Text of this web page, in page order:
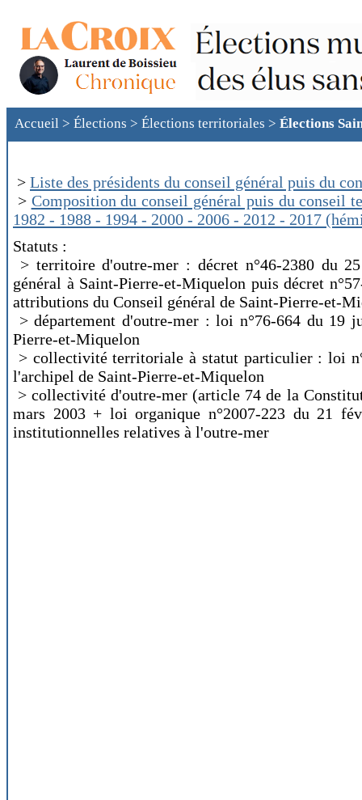
Accueil > Élections > Élections territoriales > Élections
> Liste des présidents du conseil général puis du
> Composition du conseil général puis du conseil
1982 - 1988 - 1994 - 2000 - 2006 - 2012 - 2017
Statuts :
> territoire d'outre-mer : décret n°46-2380 du
général à Saint-Pierre-et-Miquelon puis décret
attributions du Conseil général de Saint-Pierre-et-
> département d'outre-mer : loi n°76-664 du 19
Pierre-et-Miquelon
> collectivité territoriale à statut particulier : loi
l'archipel de Saint-Pierre-et-Miquelon
> collectivité d'outre-mer (article 74 de la
mars 2003 + loi organique n°2007-223 du 21
institutionnelles relatives à l'outre-mer